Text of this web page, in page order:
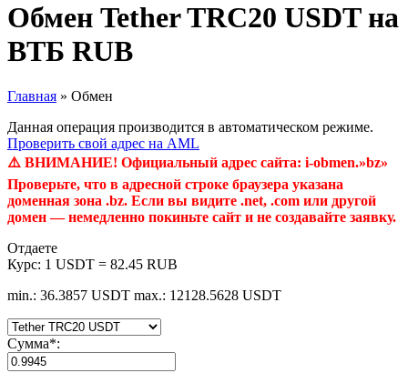
Обмен Tether TRC20 USDT на
ВТБ RUB
Главная » Обмен
Данная операция производится в автоматическом режиме.
Проверить свой адрес на AML
⚠️ ВНИМАНИЕ! Официальный адрес сайта: i-obmen.»bz»
Проверьте, что в адресной строке браузера указана
доменная зона .bz. Если вы видите .net, .com или другой
домен — немедленно покиньте сайт и не создавайте заявку.
Отдаете
Курс: 1 USDT = 82.45 RUB
min.: 36.3857 USDT max.: 12128.5628 USDT
Сумма*: